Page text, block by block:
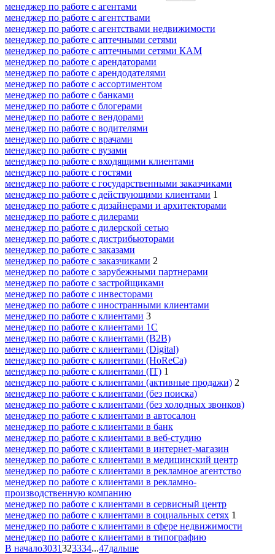
менеджер по работе с агентами
менеджер по работе с агентствами
менеджер по работе с агентствами недвижимости
менеджер по работе с аптечными сетями
менеджер по работе с аптечными сетями КАМ
менеджер по работе с арендаторами
менеджер по работе с арендодателями
менеджер по работе с ассортиментом
менеджер по работе с банками
менеджер по работе с блогерами
менеджер по работе с вендорами
менеджер по работе с водителями
менеджер по работе с врачами
менеджер по работе с вузами
менеджер по работе с входящими клиентами
менеджер по работе с гостями
менеджер по работе с государственными заказчиками
менеджер по работе с действующими клиентами 1
менеджер по работе с дизайнерами и архитекторами
менеджер по работе с дилерами
менеджер по работе с дилерской сетью
менеджер по работе с дистрибьюторами
менеджер по работе с заказами
менеджер по работе с заказчиками 2
менеджер по работе с зарубежными партнерами
менеджер по работе с застройщиками
менеджер по работе с инвесторами
менеджер по работе с иностранными клиентами
менеджер по работе с клиентами 3
менеджер по работе с клиентами 1С
менеджер по работе с клиентами (B2B)
менеджер по работе с клиентами (Digital)
менеджер по работе с клиентами (HoReCa)
менеджер по работе с клиентами (IT) 1
менеджер по работе с клиентами (активные продажи) 2
менеджер по работе с клиентами (без поиска)
менеджер по работе с клиентами (без холодных звонков)
менеджер по работе с клиентами в автосалон
менеджер по работе с клиентами в банк
менеджер по работе с клиентами в веб-студию
менеджер по работе с клиентами в интернет-магазин
менеджер по работе с клиентами в медицинский центр
менеджер по работе с клиентами в рекламное агентство
менеджер по работе с клиентами в рекламно-
производственную компанию
менеджер по работе с клиентами в сервисный центр
менеджер по работе с клиентами в социальных сетях 1
менеджер по работе с клиентами в сфере недвижимости
менеджер по работе с клиентами в типографию
В начало3031323334...47дальше